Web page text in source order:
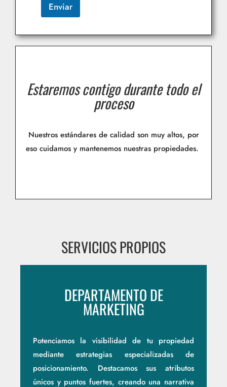
Enviar
Estaremos contigo durante todo el
proceso
Nuestros estándares de calidad son muy altos, por
eso cuidamos y mantenemos nuestras propiedades.
SERVICIOS PROPIOS
DEPARTAMENTO DE
MARKETING
Potenciamos la visibilidad de tu propiedad
mediante estrategias especializadas de
posicionamiento. Destacamos sus atributos
únicos y puntos fuertes, creando una narrativa